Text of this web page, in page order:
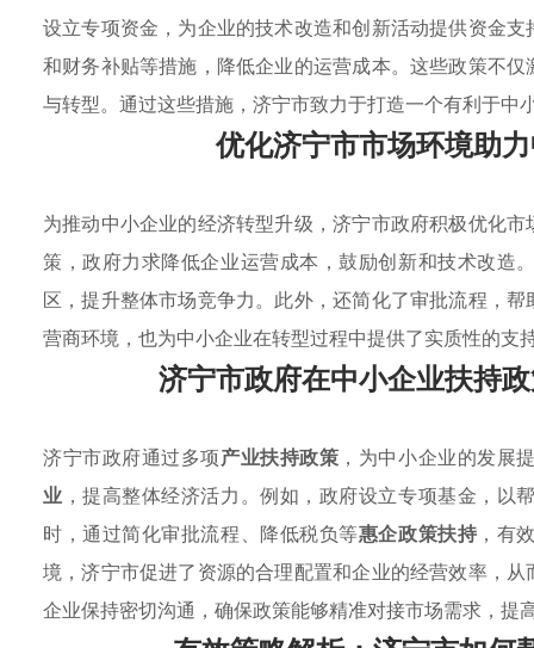
设立专项资金，为企业的技术改造和创新活动提供资金
和财务补贴等措施，降低企业的运营成本。这些政策不
与转型。通过这些措施，济宁市致力于打造一个有利于
优化济宁市市场环境助
为推动中小企业的经济转型升级，济宁市政府积极优化
策，政府力求降低企业运营成本，鼓励创新和技术改造
区，提升整体市场竞争力。此外，还简化了审批流程，
营商环境，也为中小企业在转型过程中提供了实质性的
济宁市政府在中小企业扶持
济宁市政府通过多项产业扶持政策 ，为中小企业的发展
业 ，提高整体经济活力。例如，政府设立专项基金，
时，通过简化审批流程、降低税负等惠企政策扶持 ，有
境，济宁市促进了资源的合理配置和企业的经营效率，
企业保持密切沟通，确保政策能够精准对接市场需求，提